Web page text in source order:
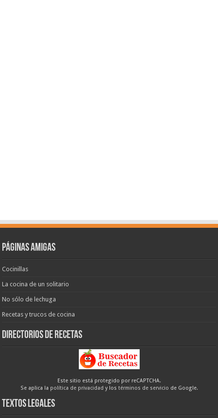
Páginas amigas
Cocinillas
La cocina de un solitario
No sólo de lechuga
Recetas y trucos de cocina
Directorios de recetas
Este sitio está protegido por reCAPTCHA.
Se aplica la política de privacidad y los términos de servicio de Google.
Textos legales